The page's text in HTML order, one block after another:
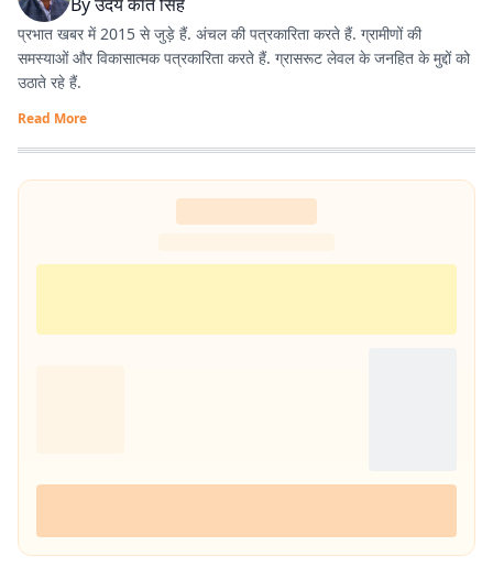
प्रभात खबर में 2015 से जुड़े हैं. अंचल की पत्रकारिता करते हैं. ग्रामीणों की
समस्याओं और विकासात्मक पत्रकारिता करते हैं. ग्रासरूट लेवल के जनहित के मुद्दों को
उठाते रहे हैं.
Read More